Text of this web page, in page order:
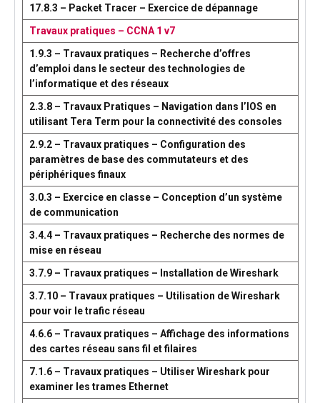
17.8.3 – Packet Tracer – Exercice de dépannage
Travaux pratiques – CCNA 1 v7
1.9.3 – Travaux pratiques – Recherche d’offres
d’emploi dans le secteur des technologies de
l’informatique et des réseaux
2.3.8 – Travaux Pratiques – Navigation dans l’IOS en
utilisant Tera Term pour la connectivité des consoles
2.9.2 – Travaux pratiques – Configuration des
paramètres de base des commutateurs et des
périphériques finaux
3.0.3 – Exercice en classe – Conception d’un système
de communication
3.4.4 – Travaux pratiques – Recherche des normes de
mise en réseau
3.7.9 – Travaux pratiques – Installation de Wireshark
3.7.10 – Travaux pratiques – Utilisation de Wireshark
pour voir le trafic réseau
4.6.6 – Travaux pratiques – Affichage des informations
des cartes réseau sans fil et filaires
7.1.6 – Travaux pratiques – Utiliser Wireshark pour
examiner les trames Ethernet